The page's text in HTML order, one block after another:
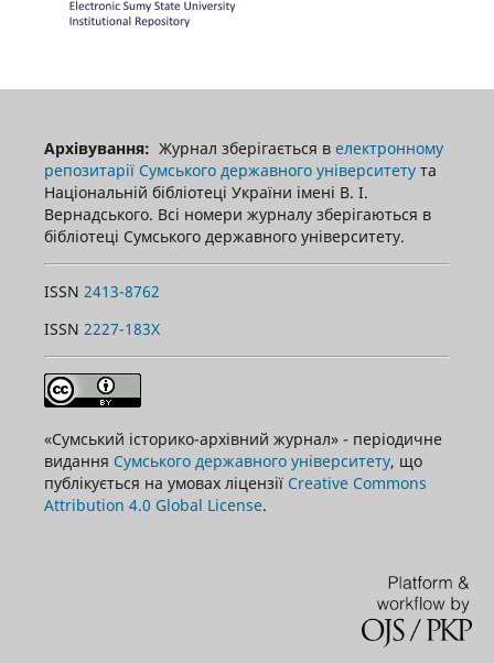
Архівування: Журнал зберігається в електронному
репозитарії Сумського державного університетута
Національній бібліотеці України імені В. І.
Вернадського. Всі номери журналу зберігаються в
бібліотеці Сумського державного університету.
ISSN 2413-8762
ISSN 2227-183X
«Сумський історико-архівний журнал» - періодичне
видання Сумського державного університету, що
публікується на умовах ліцензії Creative Commons
Attribution 4.0 Global License.